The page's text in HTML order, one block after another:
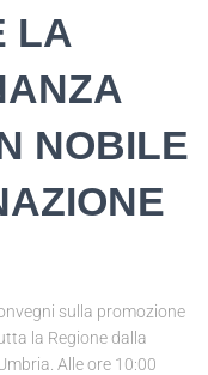
LA
NOBILE
sulla promozione
la Regione dalla
Alle ore 10:00